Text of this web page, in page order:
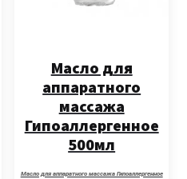
Масло для
аппаратного
массажа
Гипоаллергенное
500мл
Масло для аппаратного массажа Гипоаллергенное